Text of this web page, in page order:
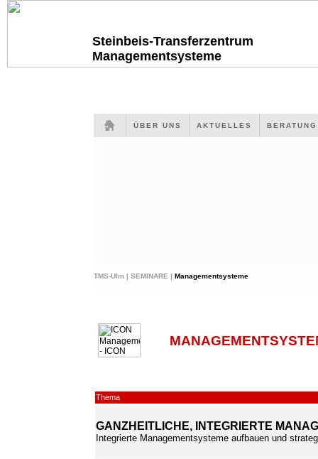
Steinbeis-Transferzentrum
Managementsysteme
ÜBER UNS AKTUELLES
TMS-Ulm | SEMINARE | Managementsysteme
Thema
GANZHEITLICHE, INTEGRIERTE
Integrierte Managementsysteme aufbauen und